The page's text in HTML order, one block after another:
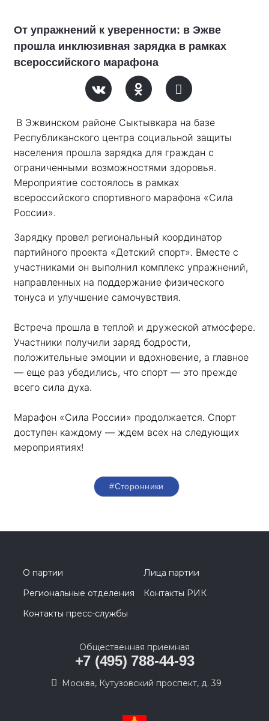
От упражнений к уверенности: в Эжве
прошла инклюзивная зарядка в рамках
всероссийского марафона
В Эжвинском районе Сыктывкара на базе
Республиканского центра социальной защиты
населения прошла зарядка для граждан с
ограниченными возможностями здоровья.
Мероприятие состоялось в рамках
всероссийского спортивного марафона «Сила
России».
Зарядку провел региональный координатор
партийного проекта «Детский спорт». Вместе с
участниками он выполнил комплекс упражнений,
направленных на поддержание физического
тонуса и улучшение самочувствия.
Встреча прошла в теплой и дружеской атмосфере.
Участники получили заряд бодрости,
положительные эмоции и вдохновение, а главное
— еще раз убедились, что спорт — это прежде
всего сила духа.
Марафон «Сила России» продолжается. Спорт
доступен каждому — ждем всех на следующих
мероприятиях!
#Сторонники
О партии
Лица партии
Региональные отделения
Контакты РИК
Контакты пресс-службы
Общественная приемная
+7 (495) 788-44-93
Москва, Кутузовский проспект, д. 39